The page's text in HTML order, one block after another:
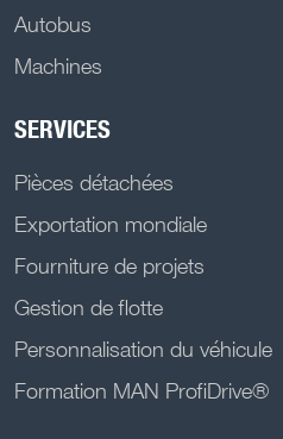
Autobus
Machines
SERVICES
Pièces détachées
Exportation mondiale
Fourniture de projets
Gestion de flotte
Personnalisation du véhicule
Formation MAN ProfiDrive®